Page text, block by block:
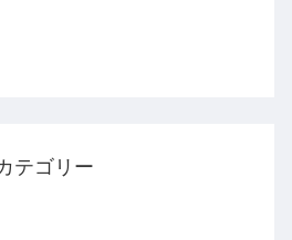
テゴリー